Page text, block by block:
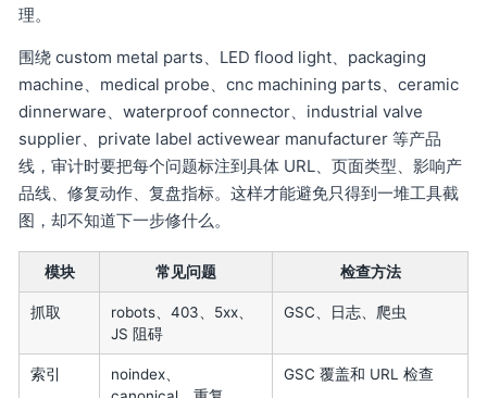
理。
围绕 custom metal parts、LED flood light、packaging
machine、medical probe、cnc machining parts、ceramic
dinnerware、waterproof connector、industrial valve
supplier、private label activewear manufacturer 等产品
线，审计时要把每个问题标注到具体 URL、页面类型、影响产
品线、修复动作、复盘指标。这样才能避免只得到一堆工具截
图，却不知道下一步修什么。
模块 常见问题 检查方法
抓取
robots、403、5xx、
JS 阻碍
GSC、日志、爬虫
索引
noindex、
GSC 覆盖和 URL 检查